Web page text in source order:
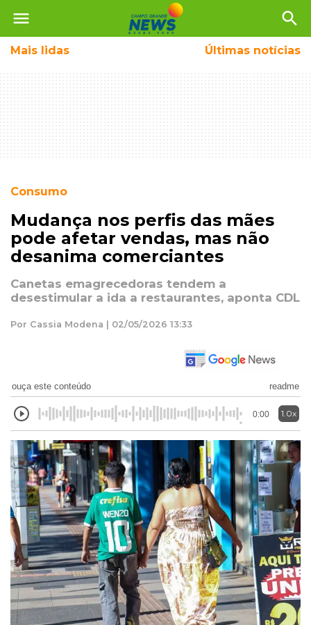
menu search
Mais lidas Últimas notícias
Consumo
Mudança nos perfis das mães
pode afetar vendas, mas não
desanima comerciantes
Canetas emagrecedoras tendem a
desestimular a ida a restaurantes, aponta CDL
Por Cassia Modena | 02/05/2026 13:33
ouça este conteúdo readme
0:00 1.0x